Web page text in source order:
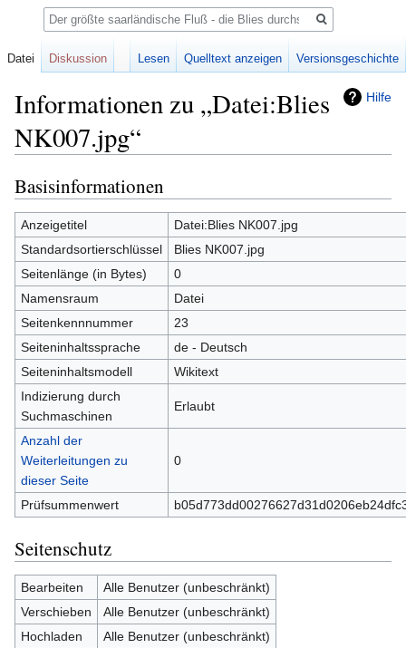
Hilfe
Informationen zu „Datei:Blies
NK007.jpg“
Zur
Navigation
springen
Zur
Suche
springen
Basisinformationen
Anzeigetitel
Datei:Blies NK007.jpg
Standardsortierschlüssel
Blies NK007.jpg
Seitenlänge (in Bytes)
0
Namensraum
Datei
Seitenkennnummer
23
Seiteninhaltssprache
de - Deutsch
Seiteninhaltsmodell
Wikitext
Indizierung durch
Suchmaschinen
Erlaubt
Anzahl der
Weiterleitungen zu
dieser Seite
0
Prüfsummenwert
Seitenschutz
Bearbeiten
Alle Benutzer (unbeschränkt)
Verschieben
Alle Benutzer (unbeschränkt)
Hochladen
Alle Benutzer (unbeschränkt)
Datei Diskussion Lesen Quelltext anzeigen Versionsgeschichte
Suche